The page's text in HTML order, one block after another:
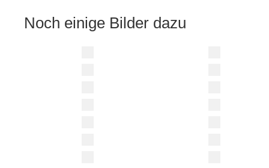
Noch einige Bilder dazu